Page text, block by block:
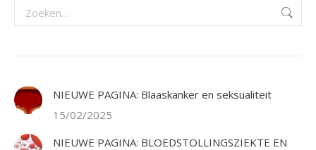
Zoeken:
NIEUWE PAGINA: Blaaskanker en seksualiteit
15/02/2025
NIEUWE PAGINA: BLOEDSTOLLINGSZIEKTE EN